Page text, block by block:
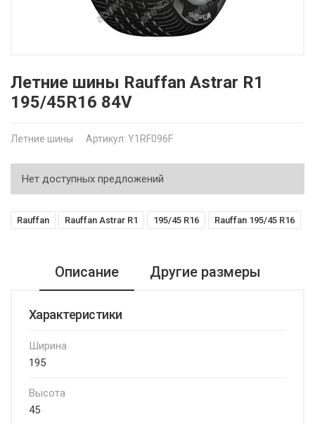
Летние шины Rauffan Astrar R1
195/45R16 84V
Летние шины Артикул: Y1RF096F
Нет доступных предложений
Rauffan Rauffan Astrar R1 195/45 R16 Rauffan 195/45 R16
Описание Другие размеры
Характеристики
Ширина
195
Высота
45